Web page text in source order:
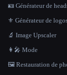
🪪 Générateur de
⚜️ Générateur de
🔬 Image Upscaler
👩‍🎤 Mode
🖼️ Restauration de